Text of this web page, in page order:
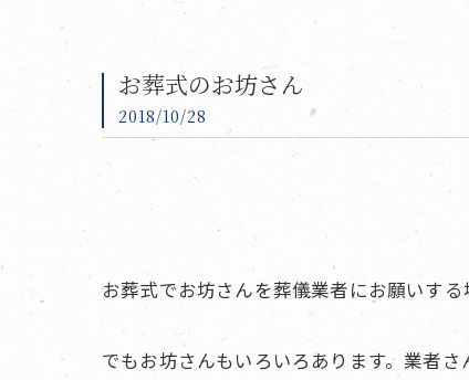
お葬式のお坊さん
2018/10/28
お葬式でお坊さんを葬儀業者にお願いす
でもお坊さんもいろいろあります。業者